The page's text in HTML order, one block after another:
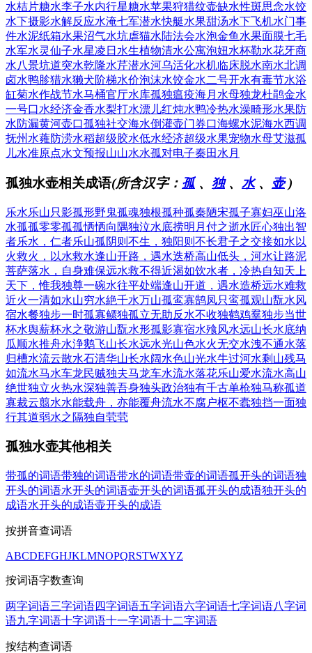
水桔片糖水李子水内行星糖水苹果狩猎纹壶缺水性斑思念水饺
水下摄影水解反应水淹七军潜水快艇水果甜汤水下飞机水门事
件水泥纸箱水果沼气水坑虐猫水陆法会水泡金鱼 水果面膜七毛
水军水灵仙子水星凌日 水生植物清水公寓泡妞水杯勒水花牙商
水八景坑道突水乾隆水芹潜水河乌活化水机临床脱水南水北调
卤水鸭胗猎水獭犬阶梯水价泡沫水饺金水二号开水有毒节水浴
缸菊水作战节水马桶官厅水库孤独瘟疫海月水母独龙杜鹃金水
一号口水经济金香水梨打水漂儿红炖水鸭冷热水澡畸形水果防
水防漏黄河壶口孤独社交海水倒灌壶门券口海螺水泥海水西调
抚州水蕹防涝水稻超级胶水低水经济超级水果宠物水母艾滋孤
儿水准原点水文预报山山水水孤对电子秦田水月
孤独水壶相关成语(所含汉字： 孤、 独、 水、 壶)
乐水乐山只影孤形野鬼孤魂独根孤种孤秦陋宋孤子寡妇巫山洛
水孤孤零零孤孤恓恓向隅独泣水底捞明月 付之逝水匠心独出智
者乐水，仁者乐山孤阴则不生，独阳则不长君子之交接如水 以
火救火，以水救水逢山开路，遇水迭桥高山低头，河水让路泥
菩萨落水，自身难保远水救不得近渴如饮水者，冷热自知天上
天下，惟我独尊一碗水往平处端逢山开道，遇水造桥远水难救
近火一清如水山穷水絶千水万山孤鸾寡鹄凤只鸾孤观山翫水风
宿水餐独步一时孤寡鳏独孤立无助反水不收独鹤鸡羣独步当世
杯水舆薪杯水之敬游山翫水形孤影寡宿水飱风水远山长水底纳
瓜顺水推舟水浄鹅飞山长水远水光山色水火无交水洩不通水落
归槽水流云散水石清华山长水阔水色山光水牛过河水剩山残马
如流水马水车龙民贼独夫马龙车水流水落花乐山爱水流水高山
绝世独立火热水深独善吾身独头政治独有千古单枪独马称孤道
寡裁云翦水水能载舟，亦能覆舟流水不腐户枢不蠹独挡一面独
行其道弱水之隔独自茕茕
孤独水壶其他相关
带孤的词语带独的词语带水的词语带壶的词语孤开头的词语独
开头的词语水开头的词语壶开头的词语孤开头的成语独开头的
成语水开头的成语壶开头的成语
按拼音查词语
ABCDEFGHJKLMNOPQRSTWXYZ
按词语字数查询
两字词语三字词语四字词语五字词语六字词语七字词语八字词
语九字词语十字词语十一字词语十二字词语
按结构查词语